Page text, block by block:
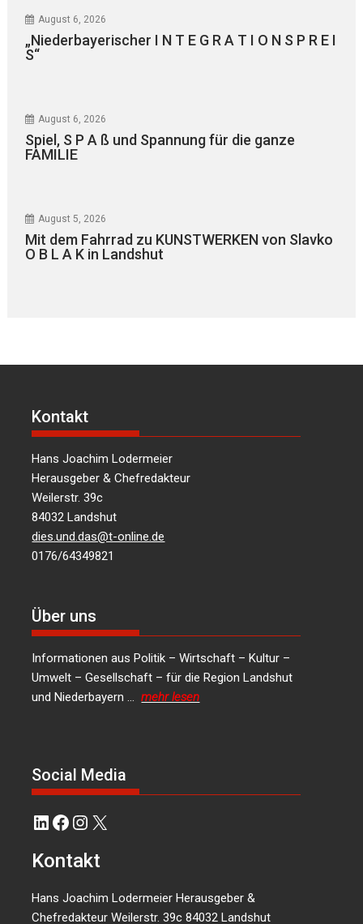
August 6, 2026
„Niederbayerischer I N T E G R A T I O N S P R E I
S“
August 6, 2026
Spiel, S P A ß und Spannung für die ganze
FAMILIE
August 5, 2026
Mit dem Fahrrad zu KUNSTWERKEN von Slavko
O B L A K in Landshut
Kontakt
Hans Joachim Lodermeier
Herausgeber & Chefredakteur
Weilerstr. 39c
84032 Landshut
dies.und.das@t-online.de
0176/64349821
Über uns
Informationen aus Politik – Wirtschaft – Kultur –
Umwelt – Gesellschaft – für die Region Landshut
und Niederbayern …mehr lesen
Social Media
LinkedIn
Facebook
Instagram
X
Kontakt
Hans Joachim Lodermeier Herausgeber &
Chefredakteur Weilerstr. 39c 84032 Landshut